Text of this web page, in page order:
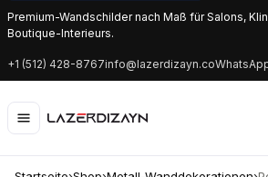
Premium-Wandschilder nach Maß für Salons,
Boutique-Interieurs.
+1 (512) 428-8767info@lazerdizayn.co